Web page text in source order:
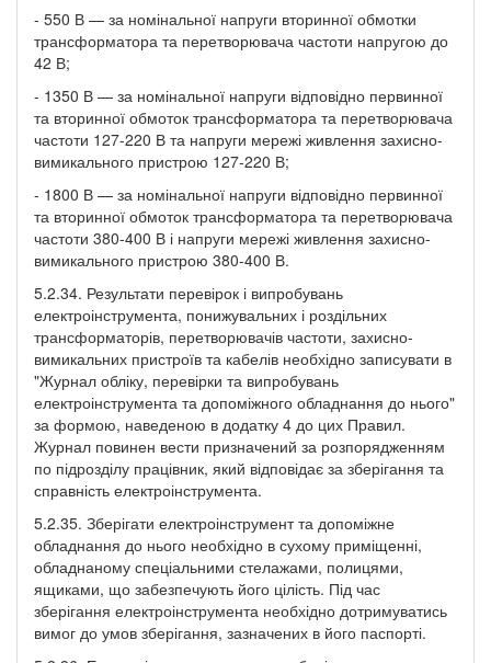
- 550 В — за номінальної напруги вторинної обмотки
трансформатора та перетворювача частоти напругою до
42 В;
- 1350 В — за номінальної напруги відповідно первинної
та вторинної обмоток трансформатора та перетворювача
частоти 127-220 В та напруги мережі живлення захисно-
вимикального пристрою 127-220 В;
- 1800 В — за номінальної напруги відповідно первинної
та вторинної обмоток трансформатора та перетворювача
частоти 380-400 В і напруги мережі живлення захисно-
вимикального пристрою 380-400 В.
5.2.34. Результати перевірок і випробувань
електроінструмента, понижувальних і роздільних
трансформаторів, перетворювачів частоти, захисно-
вимикальних пристроїв та кабелів необхідно записувати в
"Журнал обліку, перевірки та випробувань
електроінструмента та допоміжного обладнання до нього"
за формою, наведеною в додатку 4 до цих Правил.
Журнал повинен вести призначений за розпорядженням
по підрозділу працівник, який відповідає за зберігання та
справність електроінструмента.
5.2.35. Зберігати електроінструмент та допоміжне
обладнання до нього необхідно в сухому приміщенні,
обладнаному спеціальними стелажами, полицями,
ящиками, що забезпечують його цілість. Під час
зберігання електроінструмента необхідно дотримуватись
вимог до умов зберігання, зазначених в його паспорті.